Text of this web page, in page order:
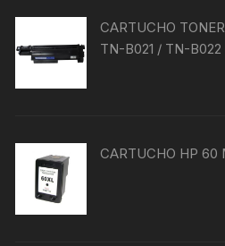
CARTUCHO
TN-B021 / TN-
CARTUCHO HP 60